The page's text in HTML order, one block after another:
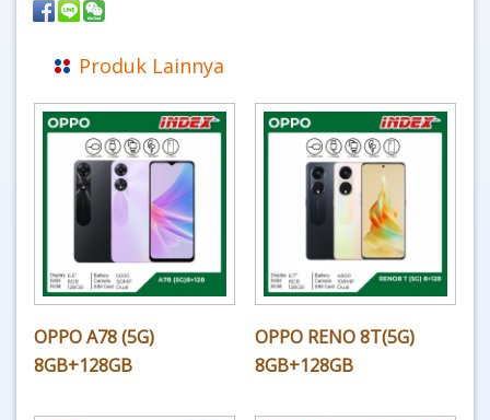
Produk Lainnya
OPPO A78 (5G)
8GB+128GB
OPPO RENO 8T(5G)
8GB+128GB